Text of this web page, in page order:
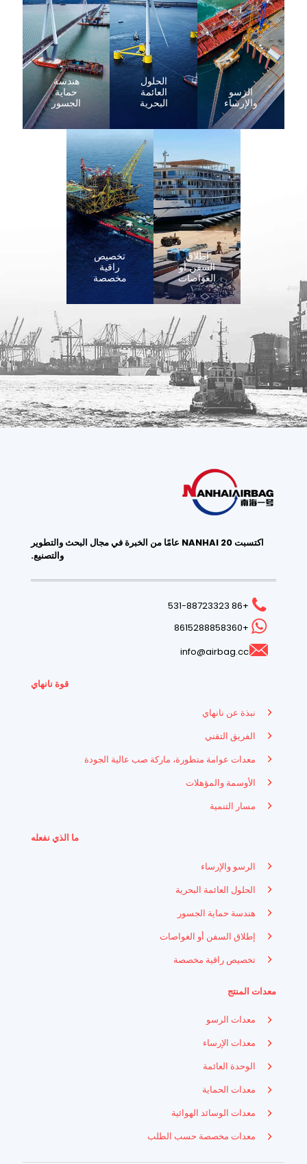
الرسو
والإرساء
الحلول
العائمة
البحرية
هندسة
حماية
الجسور
إطلاق
السفن أو
الغواصات
تخصيص
راقية
مخصصة
اكتسبت NANHAI 20 عامًا من الخبرة في مجال البحث والتطوير
والتصنيع.
+86 531-88723323
+8615288858360
info@airbag.cc
قوة نانهاي
نبذة عن نانهاي
الفريق التقني
معدات عوامة متطورة، ماركة صب عالية الجودة
الأوسمة والمؤهلات
مسار التنمية
ما الذي نفعله
الرسو والإرساء
الحلول العائمة البحرية
هندسة حماية الجسور
إطلاق السفن أو الغواصات
تخصيص راقية مخصصة
معدات المنتج
معدات الرسو
معدات الإرساء
الوحدة العائمة
معدات الحماية
معدات الوسائد الهوائية
معدات مخصصة حسب الطلب
French
Indonesian